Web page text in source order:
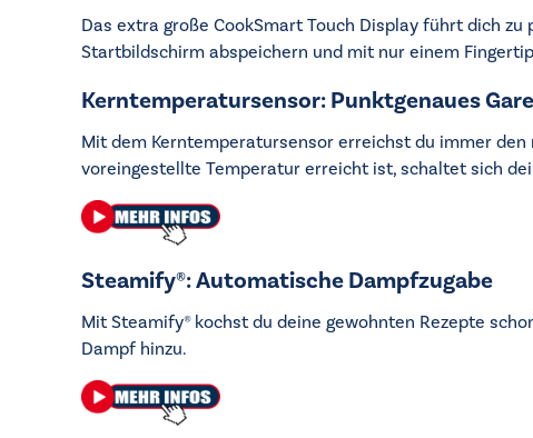
Das extra große CookSmart Touch Display führt dich
Startbildschirm abspeichern und mit nur einem
Kerntemperatursensor: Punktgenaues
Mit dem Kerntemperatursensor erreichst du immer
voreingestellte Temperatur erreicht ist, schaltet sich
Steamify®: Automatische Dampfzugabe
Mit Steamify® kochst du deine gewohnten Rezepte
Dampf hinzu.